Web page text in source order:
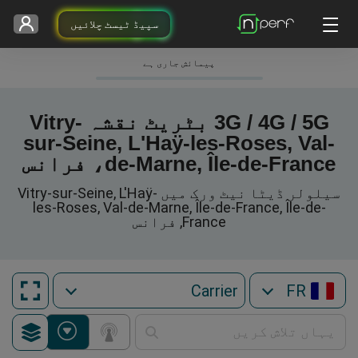
سپیڈ ٹیسٹ چلائیں
پیمائش جاری ہے
3G / 4G / 5G بٹریٹ نقشہ Vitry-
sur-Seine, L'Haÿ-les-Roses, Val-
de-Marne, Île-de-France، فرانس
سیلولر ڈیٹا نیٹ ورک میں Vitry-sur-Seine, L'Haÿ-
les-Roses, Val-de-Marne, Île-de-France, Île-de-
France, فرانس
FR